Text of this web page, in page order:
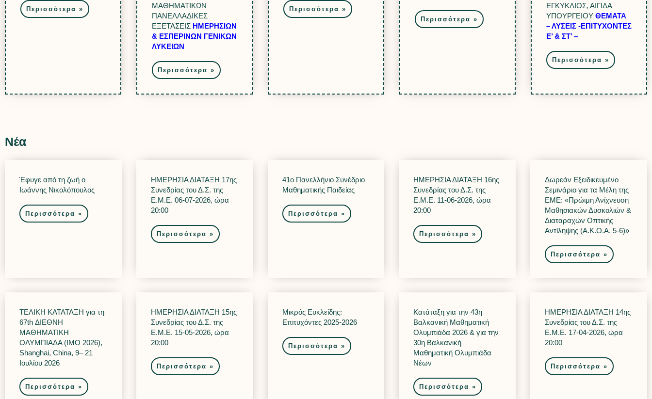
Περισσότερα »
ΜΑΘΗΜΑΤΙΚΩΝ
ΠΑΝΕΛΛΑΔΙΚΕΣ
ΕΞΕΤΑΣΕΙΣ ΗΜΕΡΗΣΙΩΝ
& ΕΣΠΕΡΙΝΩΝ ΓΕΝΙΚΩΝ
ΛΥΚΕΙΩΝ
Περισσότερα »
Περισσότερα »
Περισσότερα »
ΕΓΚΥΚΛΙΟΣ, ΑΙΓΙΔΑ
ΥΠΟΥΡΓΕΙΟΥ ΘΕΜΑΤΑ
– ΛΥΣΕΙΣ -ΕΠΙΤΥΧΟΝΤΕΣ
Ε’ & ΣΤ’ –
Περισσότερα »
Νέα
Έφυγε από τη ζωή ο
Ιωάννης Νικολόπουλος
Περισσότερα »
ΗΜΕΡΗΣΙΑ ΔΙΑΤΑΞΗ 17ης
Συνεδρίας του Δ.Σ. της
Ε.Μ.Ε. 06-07-2026, ώρα
20:00
Περισσότερα »
41o Πανελλήνιο Συνέδριo
Μαθηματικής Παιδείας
Περισσότερα »
ΗΜΕΡΗΣΙΑ ΔΙΑΤΑΞΗ 16ης
Συνεδρίας του Δ.Σ. της
Ε.Μ.Ε. 11-06-2026, ώρα
20:00
Περισσότερα »
Δωρεάν Εξειδικευμένο
Σεμινάριο για τα Μέλη της
ΕΜΕ: «Πρώιμη Ανίχνευση
Μαθησιακών Δυσκολιών &
Διαταραχών Οπτικής
Αντίληψης (Α.Κ.Ο.Α. 5-6)»
Περισσότερα »
ΤΕΛΙΚΗ ΚΑΤΑΤΑΞΗ για τη
67th ΔΙΕΘΝΗ
ΜΑΘΗΜΑΤΙΚΗ
ΟΛΥΜΠΙΑΔΑ (IMO 2026),
Shanghai, China, 9– 21
Ιουλίου 2026
Περισσότερα »
ΗΜΕΡΗΣΙΑ ΔΙΑΤΑΞΗ 15ης
Συνεδρίας του Δ.Σ. της
Ε.Μ.Ε. 15-05-2026, ώρα
20:00
Περισσότερα »
Μικρός Ευκλείδης:
Επιτυχόντες 2025-2026
Περισσότερα »
Κατάταξη για την 43η
Βαλκανική Μαθηματική
Ολυμπιάδα 2026 & για την
30η Βαλκανική
Μαθηματική Ολυμπιάδα
Νέων
Περισσότερα »
ΗΜΕΡΗΣΙΑ ΔΙΑΤΑΞΗ 14ης
Συνεδρίας του Δ.Σ. της
Ε.Μ.Ε. 17-04-2026, ώρα
20:00
Περισσότερα »